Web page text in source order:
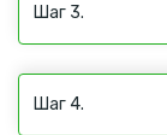
Шаг 3.
Шаг 4.